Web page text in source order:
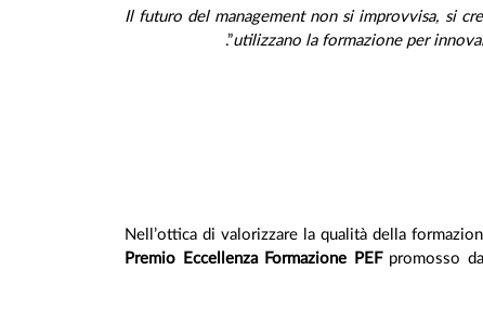
utilizzano la formazione per
”.
Nell’ottica di valorizzare la qualità della
Premio Eccellenza Formazione PEF promosso